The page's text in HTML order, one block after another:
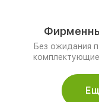
Без ожидания